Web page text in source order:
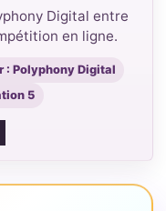
Digital entre
en ligne.
: Polyphony Digital
5